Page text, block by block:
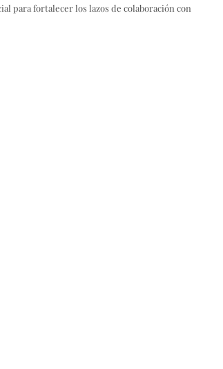
para fortalecer los lazos de colaboración con